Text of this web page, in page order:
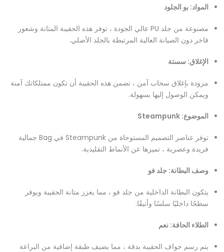
المواد: بو الجلود
مصنوعة من جلد PU عالي الجودة ، توفر هذه الحقيبة المتانة وشعور
فاخر دون الصيانة العالية المرتبطة بالجلد الأصلي.
الإغلاق: سستة
مزودة بإغلاق سحاب آمن ، تضمن هذه الحقيبة أن تكون ممتلكاتك آمنة
ويمكن الوصول إليها بسهولة.
الموضوع: Steampunk
توفر عناصر التصميم المستوحاة من Steampunk في Bag جمالية
فريدة وعصرية ، تميزها عن الأنماط التقليدية.
وصف البطانة: جلد فو
يتكون البطانة الداخلية من جلد فو ، مما يعزز متانة الحقيبة ويوفر
سطحًا داخليًا سلسًا وأنيقًا.
الطلاء الحافة: نعم
يتم رسم حواف الحقيبة بدقة ، مما يضيف طبقة إضافية من البراعة